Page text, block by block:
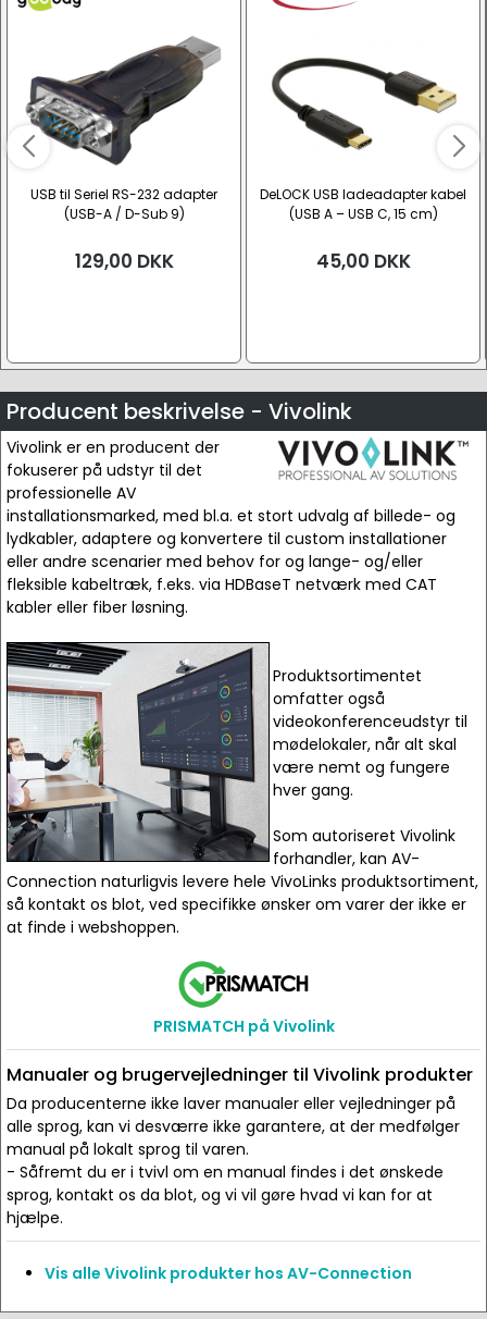
USB til Seriel RS-232 adapter
(USB-A / D-Sub 9)
129,00 DKK
DeLOCK USB ladeadapter kabel
(USB A – USB C, 15 cm)
45,00 DKK
Producent beskrivelse - Vivolink
Vivolink er en producent der
fokuserer på udstyr til det
professionelle AV
installationsmarked, med bl.a. et stort udvalg af billede- og
lydkabler, adaptere og konvertere til custom installationer
eller andre scenarier med behov for og lange- og/eller
fleksible kabeltræk, f.eks. via HDBaseT netværk med CAT
kabler eller fiber løsning.
Produktsortimentet
omfatter også
videokonferenceudstyr til
mødelokaler, når alt skal
være nemt og fungere
hver gang.
Som autoriseret Vivolink
forhandler, kan AV-
Connection naturligvis levere hele VivoLinks produktsortiment,
så kontakt os blot, ved specifikke ønsker om varer der ikke er
at finde i webshoppen.
PRISMATCH på Vivolink
Manualer og brugervejledninger til Vivolink produkter
Da producenterne ikke laver manualer eller vejledninger på
alle sprog, kan vi desværre ikke garantere, at der medfølger
manual på lokalt sprog til varen.
- Såfremt du er i tvivl om en manual findes i det ønskede
sprog, kontakt os da blot, og vi vil gøre hvad vi kan for at
hjælpe.
Vis alle Vivolink produkter hos AV-Connection